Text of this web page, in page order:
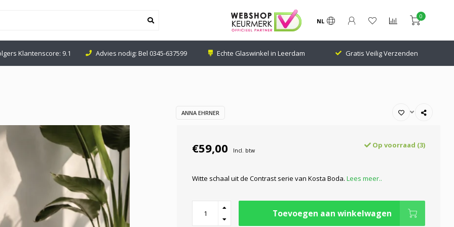
NL
0
Klantenscore: 9.1 Advies nodig: Bel 0345-637599 Echte Glaswinkel in Leerdam Gratis Veilig Verzenden
ANNA EHRNER
€59,00 Incl. btw
Op voorraad (3)
Witte schaal uit de Contrast serie van Kosta Boda. Lees meer..
Toevoegen aan winkelwagen